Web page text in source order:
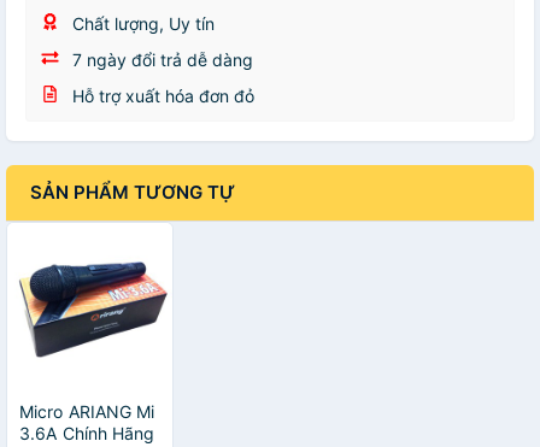
Chất lượng, Uy tín
7 ngày đổi trả dễ dàng
Hỗ trợ xuất hóa đơn đỏ
SẢN PHẨM TƯƠNG TỰ
Micro ARIANG Mi
3.6A Chính Hãng